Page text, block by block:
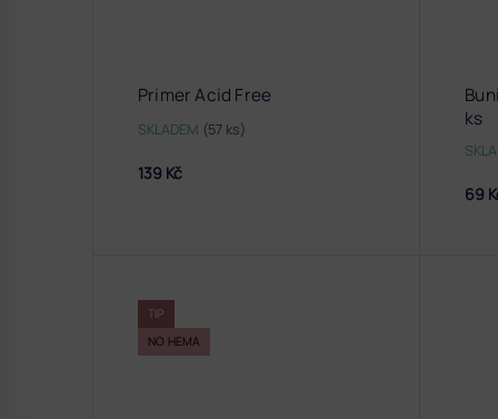
Primer Acid Free
SKLADEM (57 ks)
139 Kč
ks
69
TIP
NO HEMA